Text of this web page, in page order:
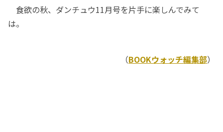
食欲の秋、ダンチュウ11月号を片手に楽しんでみて
は。
（BOOKウォッチ編集部）